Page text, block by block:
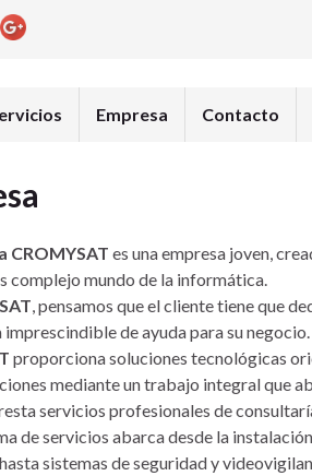
Empresa Contacto
CROMYSAT es una empresa joven,
complejo mundo de la informática.
, pensamos que el cliente tiene que
de ayuda para su negocio.
proporciona soluciones tecnológicas
mediante un trabajo integral que
servicios profesionales de
de servicios abarca desde la
sistemas de seguridad y